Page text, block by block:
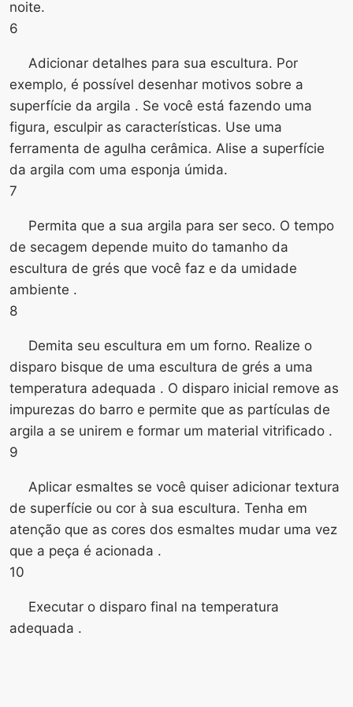
noite.
6
Adicionar detalhes para sua escultura. Por
exemplo, é possível desenhar motivos sobre a
superfície da argila . Se você está fazendo uma
figura, esculpir as características. Use uma
ferramenta de agulha cerâmica. Alise a superfície
da argila com uma esponja úmida.
7
Permita que a sua argila para ser seco. O tempo
de secagem depende muito do tamanho da
escultura de grés que você faz e da umidade
ambiente .
8
Demita seu escultura em um forno. Realize o
disparo bisque de uma escultura de grés a uma
temperatura adequada . O disparo inicial remove as
impurezas do barro e permite que as partículas de
argila a se unirem e formar um material vitrificado .
9
Aplicar esmaltes se você quiser adicionar textura
de superfície ou cor à sua escultura. Tenha em
atenção que as cores dos esmaltes mudar uma vez
que a peça é acionada .
10
Executar o disparo final na temperatura
adequada .